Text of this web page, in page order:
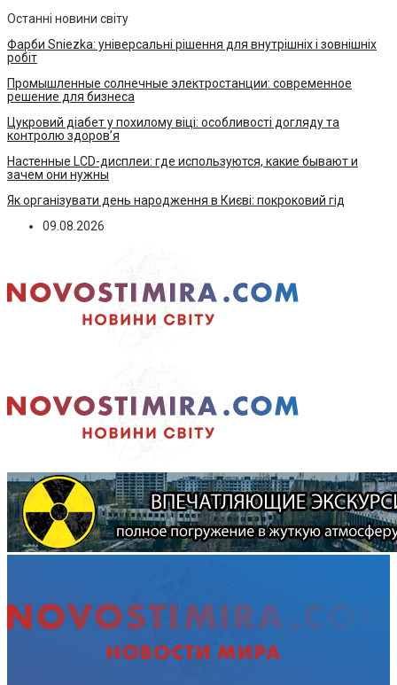
Останні новини світу
Фарби Sniezka: універсальні рішення для внутрішніх і зовнішніх
робіт
Промышленные солнечные электростанции: современное
решение для бизнеса
Цукровий діабет у похилому віці: особливості догляду та
контролю здоров’я
Настенные LCD-дисплеи: где используются, какие бывают и
зачем они нужны
Як організувати день народження в Києві: покроковий гід
09.08.2026